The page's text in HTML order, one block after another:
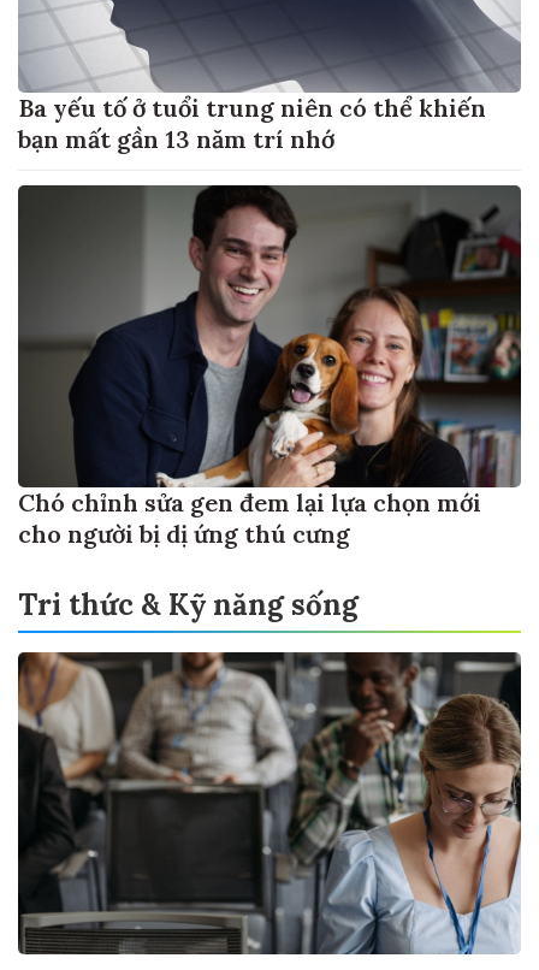
Ba yếu tố ở tuổi trung niên có thể khiến
bạn mất gần 13 năm trí nhớ
Chó chỉnh sửa gen đem lại lựa chọn mới
cho người bị dị ứng thú cưng
Tri thức & Kỹ năng sống